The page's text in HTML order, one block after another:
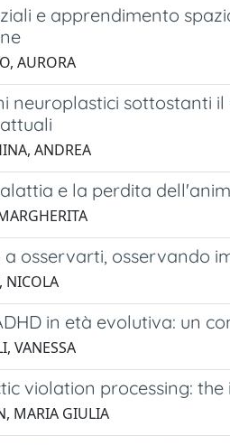
e apprendimento
AURORA
neuroplastici sottostanti
ANDREA
e la perdita
osservarti, osservando
NICOLA
in età evolutiva: un
VANESSA
violation processing:
MARIA GIULIA